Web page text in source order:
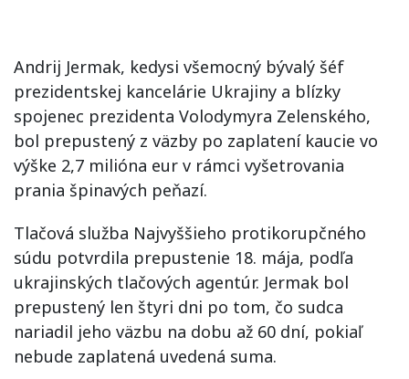
Andrij Jermak, kedysi všemocný bývalý šéf
prezidentskej kancelárie Ukrajiny a blízky
spojenec prezidenta Volodymyra Zelenského,
bol prepustený z väzby po zaplatení kaucie vo
výške 2,7 milióna eur v rámci vyšetrovania
prania špinavých peňazí.
Tlačová služba Najvyššieho protikorupčného
súdu potvrdila prepustenie 18. mája, podľa
ukrajinských tlačových agentúr. Jermak bol
prepustený len štyri dni po tom, čo sudca
nariadil jeho väzbu na dobu až 60 dní, pokiaľ
nebude zaplatená uvedená suma.